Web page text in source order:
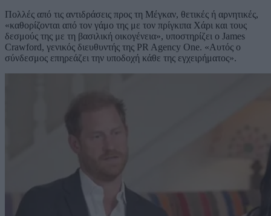
Πολλές από τις αντιδράσεις προς τη Μέγκαν, θετικές ή αρνητικές,
«καθορίζονται από τον γάμο της με τον πρίγκιπα Χάρι και τους
δεσμούς της με τη βασιλική οικογένεια», υποστηρίζει ο James
Crawford, γενικός διευθυντής της PR Agency One. «Αυτός ο
σύνδεσμος επηρεάζει την υποδοχή κάθε της εγχειρήματος».